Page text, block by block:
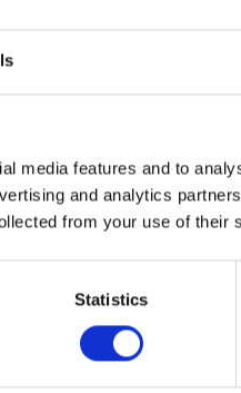
media features and to
and analytics
from your use of their
Statistics